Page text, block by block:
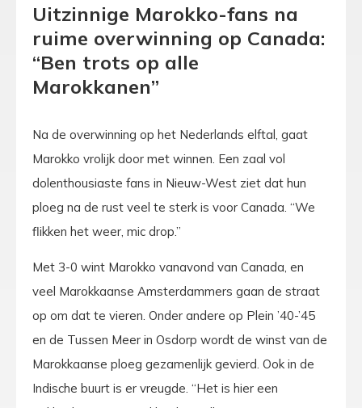
Uitzinnige Marokko-fans na
ruime overwinning op Canada:
“Ben trots op alle
Marokkanen”
Na de overwinning op het Nederlands elftal, gaat
Marokko vrolijk door met winnen. Een zaal vol
dolenthousiaste fans in Nieuw-West ziet dat hun
ploeg na de rust veel te sterk is voor Canada. “We
flikken het weer, mic drop.”
Met 3-0 wint Marokko vanavond van Canada, en
veel Marokkaanse Amsterdammers gaan de straat
op om dat te vieren. Onder andere op Plein ’40-’45
en de Tussen Meer in Osdorp wordt de winst van de
Marokkaanse ploeg gezamenlijk gevierd. Ook in de
Indische buurt is er vreugde. “Het is hier een